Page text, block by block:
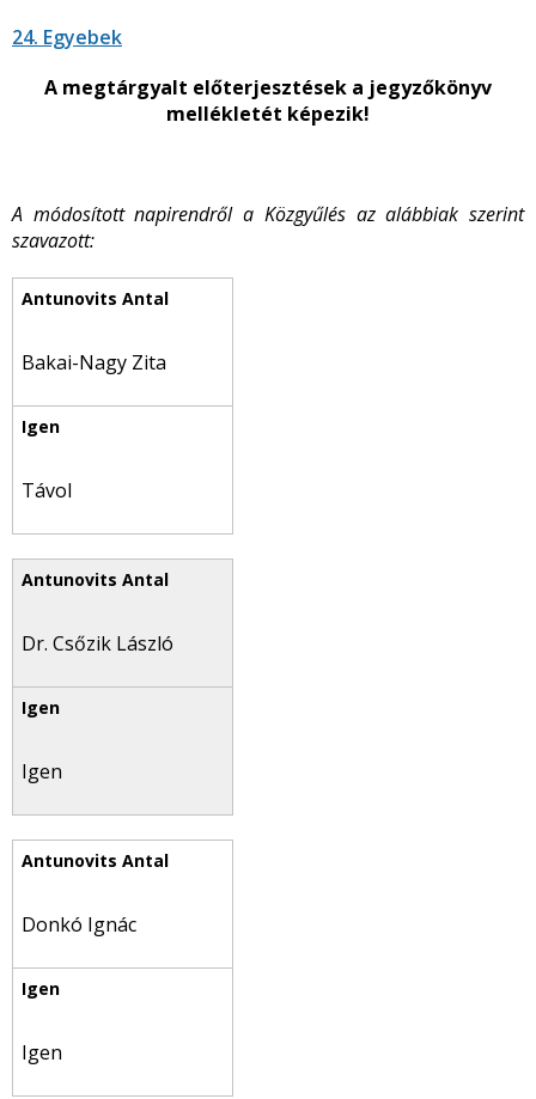
24. Egyebek
A megtárgyalt előterjesztések a jegyzőkönyv
mellékletét képezik!
A módosított napirendről a Közgyűlés az alábbiak szerint
szavazott:
Bakai-Nagy Zita
Távol
Dr. Csőzik László
Igen
Donkó Ignác
Igen